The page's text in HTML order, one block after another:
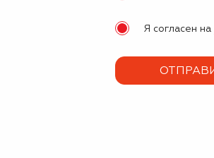
Я согласен на